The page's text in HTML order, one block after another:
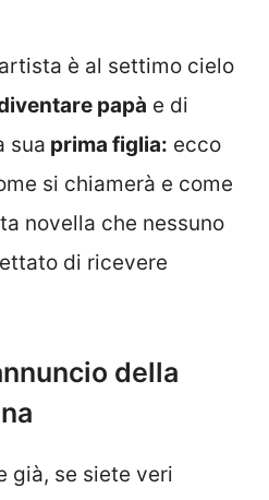
è al settimo cielo
papà e di
sua prima figlia: ecco
si chiamerà e come
novella che nessuno
di ricevere
della
già, se siete veri